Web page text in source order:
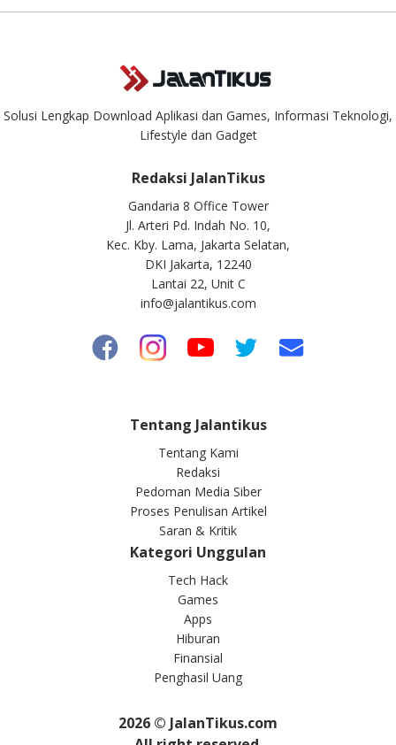
Solusi Lengkap Download Aplikasi dan Games, Informasi Teknologi,
Lifestyle dan Gadget
Redaksi JalanTikus
Gandaria 8 Office Tower
Jl. Arteri Pd. Indah No. 10,
Kec. Kby. Lama, Jakarta Selatan,
DKI Jakarta, 12240
Lantai 22, Unit C
info@jalantikus.com
Tentang Jalantikus
Tentang Kami
Redaksi
Pedoman Media Siber
Proses Penulisan Artikel
Saran & Kritik
Kategori Unggulan
Tech Hack
Games
Apps
Hiburan
Finansial
Penghasil Uang
2026 © JalanTikus.com